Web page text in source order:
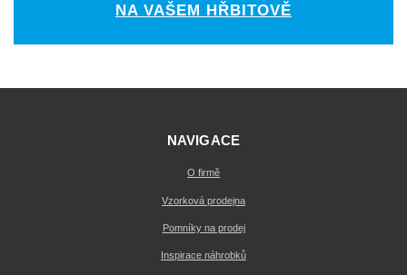
NA VAŠEM HŘBITOVĚ
NAVIGACE
O firmě
Vzorková prodejna
Pomníky na prodej
Inspirace náhrobků